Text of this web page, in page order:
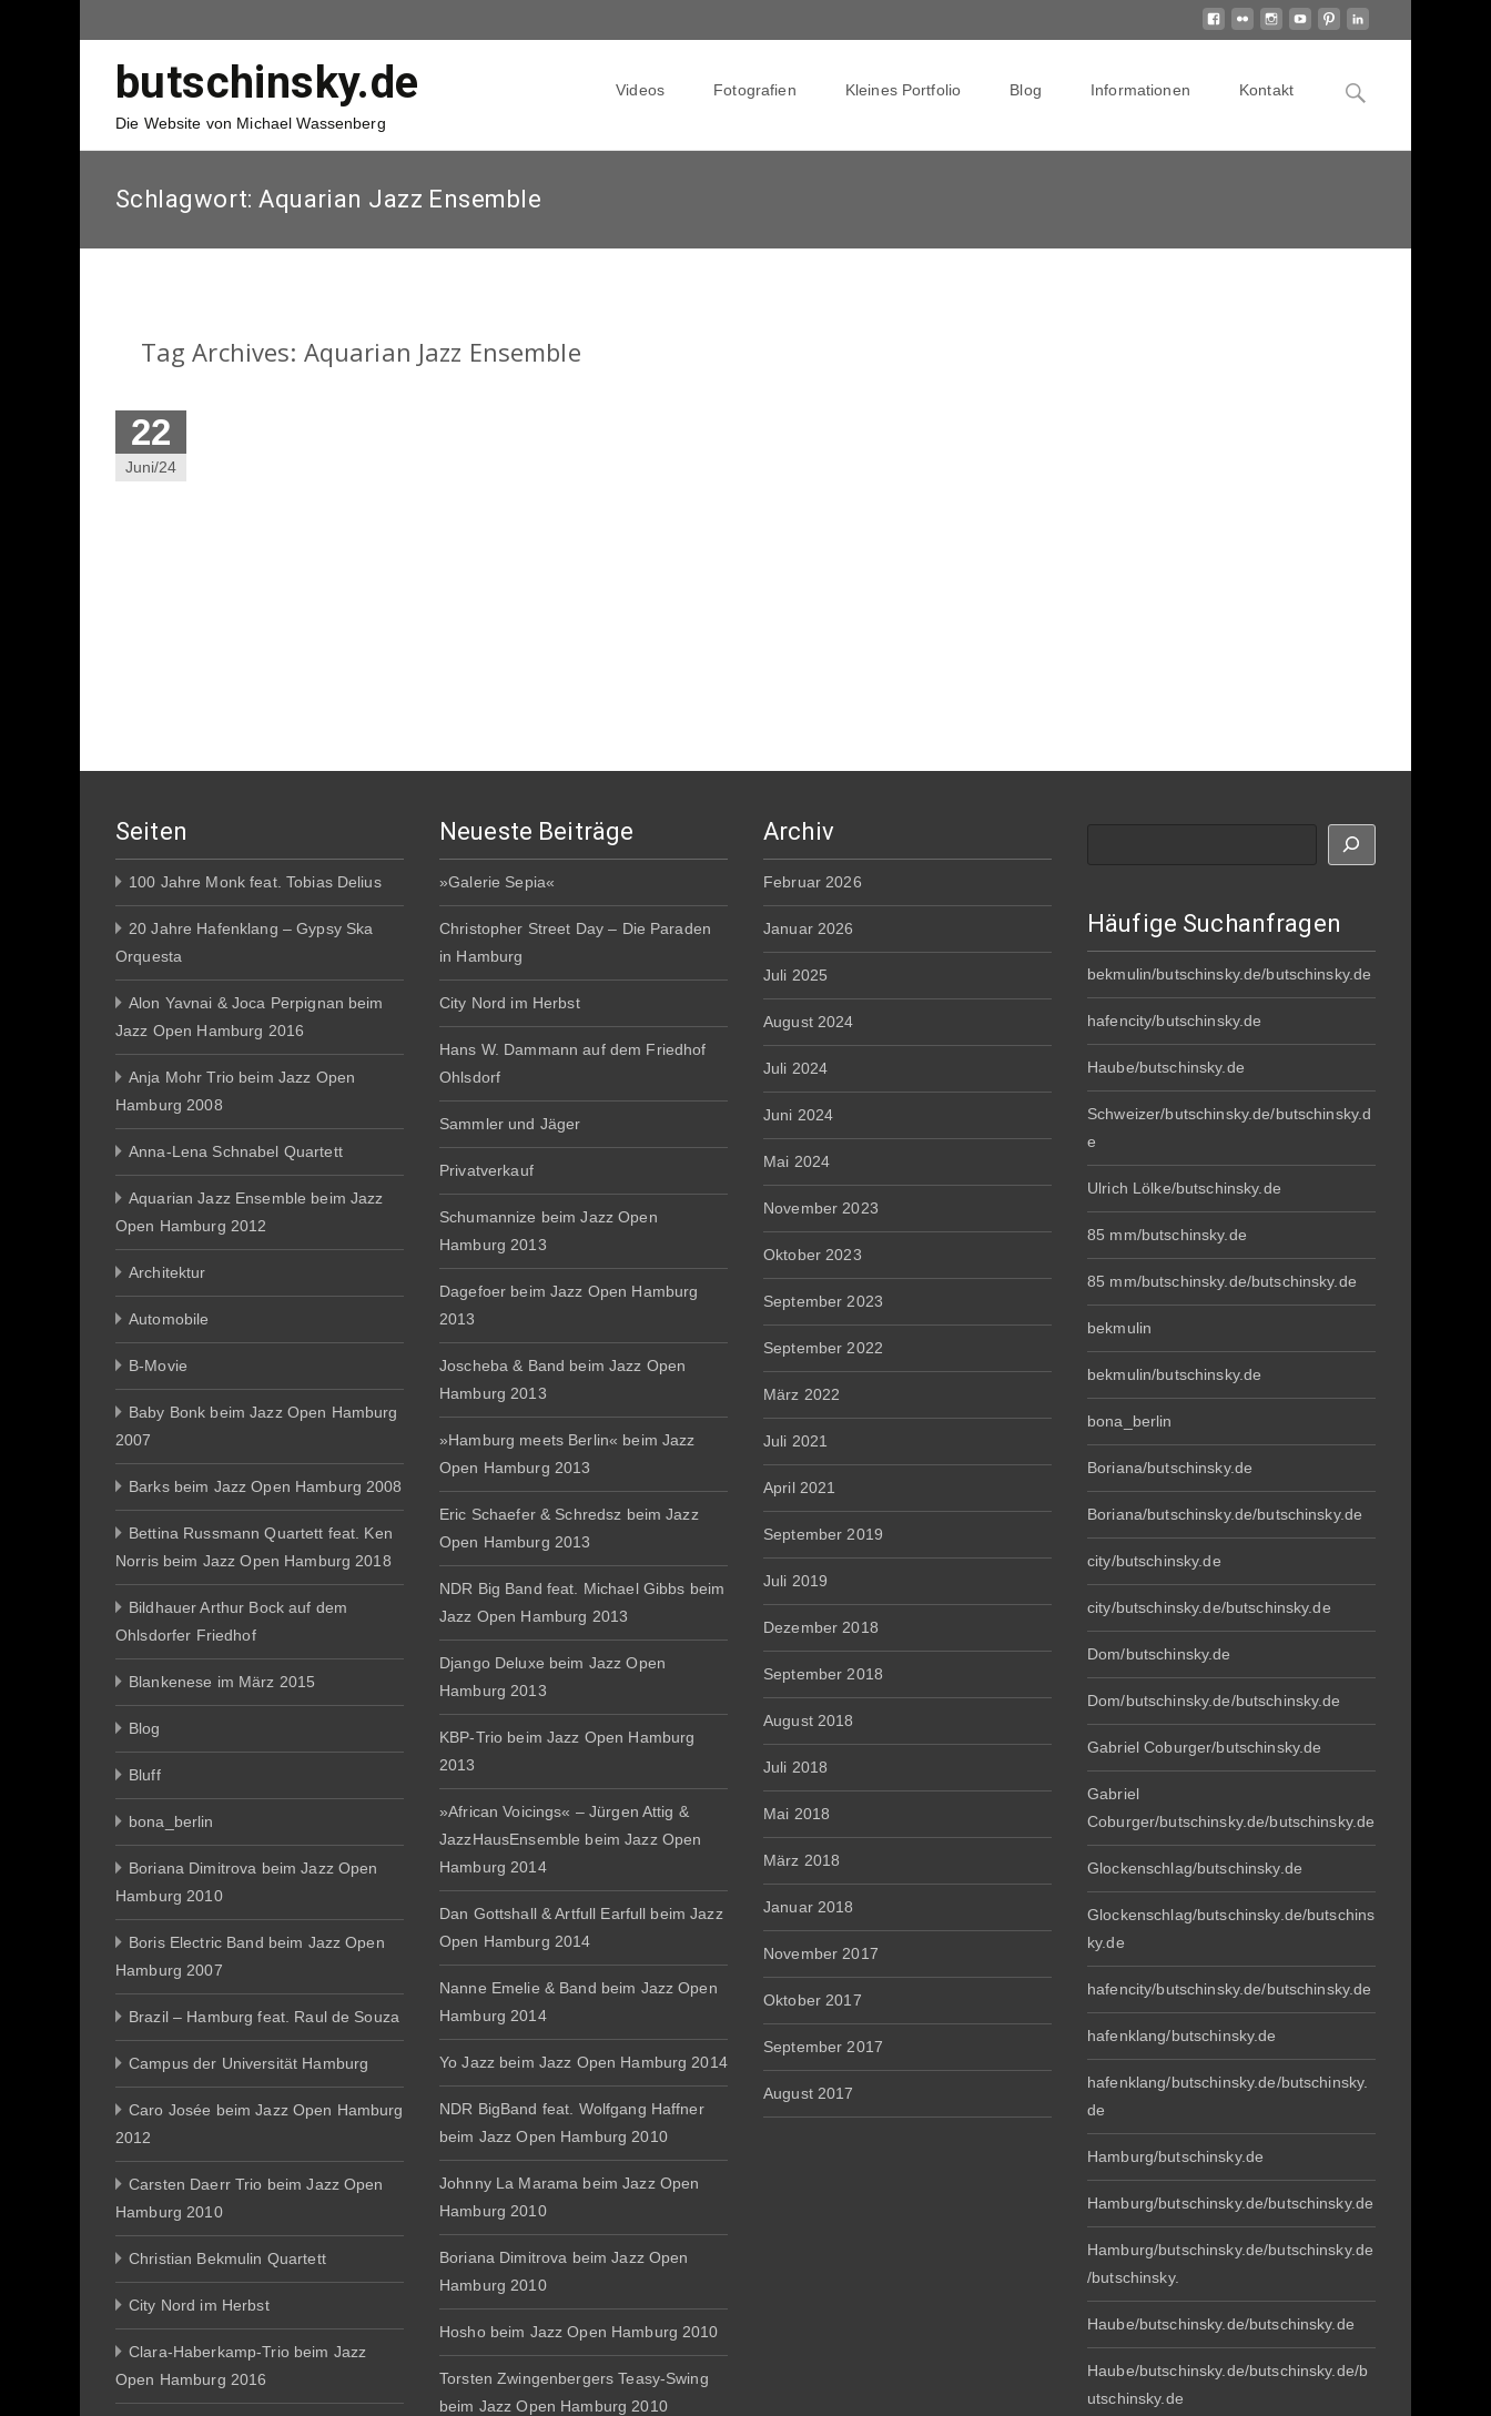
butschinsky.de
Die Website von Michael Wassenberg
Videos Fotografien Kleines Portfolio Blog Informationen Kontakt
Search
Schlagwort:Aquarian Jazz Ensemble
Tag Archives: Aquarian Jazz Ensemble
22
Juni/24
Seiten
100 Jahre Monk feat. Tobias Delius
20 Jahre Hafenklang – Gypsy Ska
Orquesta
Alon Yavnai & Joca Perpignan beim
Jazz Open Hamburg 2016
Anja Mohr Trio beim Jazz Open
Hamburg 2008
Anna-Lena Schnabel Quartett
Aquarian Jazz Ensemble beim Jazz
Open Hamburg 2012
Architektur
Automobile
B-Movie
Baby Bonk beim Jazz Open Hamburg
2007
Barks beim Jazz Open Hamburg 2008
Bettina Russmann Quartett feat. Ken
Norris beim Jazz Open Hamburg 2018
Bildhauer Arthur Bock auf dem
Ohlsdorfer Friedhof
Blankenese im März 2015
Blog
Bluff
bona_berlin
Boriana Dimitrova beim Jazz Open
Hamburg 2010
Boris Electric Band beim Jazz Open
Hamburg 2007
Brazil – Hamburg feat. Raul de Souza
Campus der Universität Hamburg
Caro Josée beim Jazz Open Hamburg
2012
Carsten Daerr Trio beim Jazz Open
Hamburg 2010
Christian Bekmulin Quartett
City Nord im Herbst
Clara-Haberkamp-Trio beim Jazz
Open Hamburg 2016
Neueste Beiträge
»Galerie Sepia«
Christopher Street Day – Die Paraden
in Hamburg
City Nord im Herbst
Hans W. Dammann auf dem Friedhof
Ohlsdorf
Sammler und Jäger
Privatverkauf
Schumannize beim Jazz Open
Hamburg 2013
Dagefoer beim Jazz Open Hamburg
2013
Joscheba & Band beim Jazz Open
Hamburg 2013
»Hamburg meets Berlin« beim Jazz
Open Hamburg 2013
Eric Schaefer & Schredsz beim Jazz
Open Hamburg 2013
NDR Big Band feat. Michael Gibbs beim
Jazz Open Hamburg 2013
Django Deluxe beim Jazz Open
Hamburg 2013
KBP-Trio beim Jazz Open Hamburg
2013
»African Voicings« – Jürgen Attig &
JazzHausEnsemble beim Jazz Open
Hamburg 2014
Dan Gottshall & Artfull Earfull beim Jazz
Open Hamburg 2014
Nanne Emelie & Band beim Jazz Open
Hamburg 2014
Yo Jazz beim Jazz Open Hamburg 2014
NDR BigBand feat. Wolfgang Haffner
beim Jazz Open Hamburg 2010
Johnny La Marama beim Jazz Open
Hamburg 2010
Boriana Dimitrova beim Jazz Open
Hamburg 2010
Hosho beim Jazz Open Hamburg 2010
Torsten Zwingenbergers Teasy-Swing
beim Jazz Open Hamburg 2010
Archiv
Februar 2026
Januar 2026
Juli 2025
August 2024
Juli 2024
Juni 2024
Mai 2024
November 2023
Oktober 2023
September 2023
September 2022
März 2022
Juli 2021
April 2021
September 2019
Juli 2019
Dezember 2018
September 2018
August 2018
Juli 2018
Mai 2018
März 2018
Januar 2018
November 2017
Oktober 2017
September 2017
August 2017
Häufige Suchanfragen
bekmulin/butschinsky.de/butschinsky.de
hafencity/butschinsky.de
Haube/butschinsky.de
Schweizer/butschinsky.de/butschinsky.d
e
Ulrich Lölke/butschinsky.de
85 mm/butschinsky.de
85 mm/butschinsky.de/butschinsky.de
bekmulin
bekmulin/butschinsky.de
bona_berlin
Boriana/butschinsky.de
Boriana/butschinsky.de/butschinsky.de
city/butschinsky.de
city/butschinsky.de/butschinsky.de
Dom/butschinsky.de
Dom/butschinsky.de/butschinsky.de
Gabriel Coburger/butschinsky.de
Gabriel
Coburger/butschinsky.de/butschinsky.de
Glockenschlag/butschinsky.de
Glockenschlag/butschinsky.de/butschins
ky.de
hafencity/butschinsky.de/butschinsky.de
hafenklang/butschinsky.de
hafenklang/butschinsky.de/butschinsky.
de
Hamburg/butschinsky.de
Hamburg/butschinsky.de/butschinsky.de
Hamburg/butschinsky.de/butschinsky.de
/butschinsky.
Haube/butschinsky.de/butschinsky.de
Haube/butschinsky.de/butschinsky.de/b
utschinsky.de